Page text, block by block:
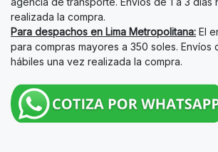
realizada la compra.
Para despachos en Lima Metropolitana: El
para compras mayores a 350 soles. Envíos
hábiles una vez realizada la compra.